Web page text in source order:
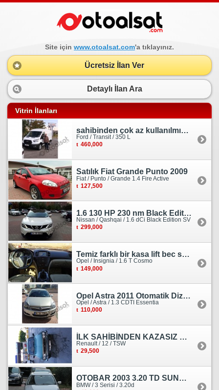
Site için www.otoalsat.com'a tıklayınız.
Ücretsiz İlan Ver
Detaylı İlan Ara
Vitrin İlanları
sahibinden çok az kullanılmış orjinal ford transit
Ford / Transit / 350 L
460,000
Satılık Fiat Grande Punto 2009
Fiat / Punto / Grande 1.4 Fire Active
127,500
1.6 130 HP 230 nm Black Edition servis bakımlı
Nissan / Qashqai / 1.6 dCi Black Edition SV
299,000
Temiz farklı bir kasa lift bec sedan görünümlü heçbek
Opel / Insignia / 1.6 T Cosmo
149,000
Opel Astra 2011 Otomatik Dizel Tramersiz Essentia
Opel / Astra / 1.3 CDTI Essentia
110,000
İLK SAHİBİNDEN KAZASIZ HASARSIZ BOYASIZ DEĞİŞENSİZ TAM ORJİNAL RENO
Renault / 12 / TSW
29,500
OTOBAR 2003 3.20 TD SUNROOF DERİ OTOMATİK DİZEL EMSALSİZ
BMW / 3 Serisi / 3.20d